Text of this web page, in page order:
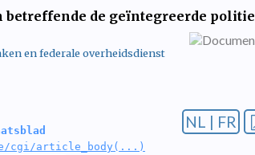
de geïntegreerde politie
en federale overheidsdienst
cgi/article_body(...)
NL | FR